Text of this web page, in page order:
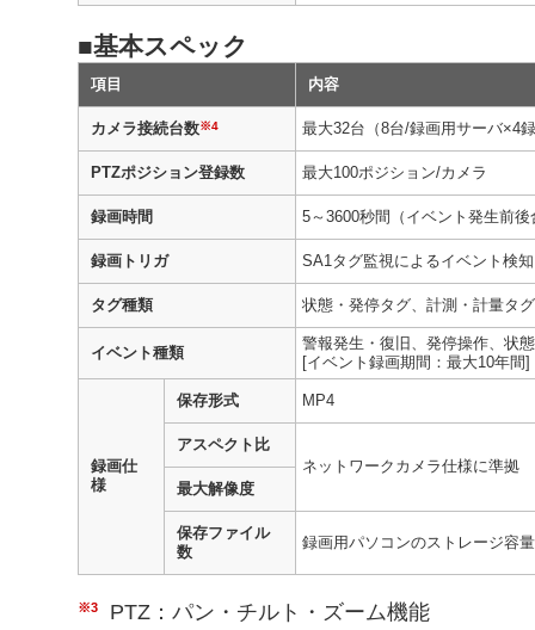
■基本スペック
項目 内容
カメラ接続台数※4 最大32台（8台/録画用サーバ×4
PTZポジション登録数 最大100ポジション/カメラ
録画時間 5～3600秒間（イベント発生前後
録画トリガ SA1タグ監視によるイベント検
タグ種類 状態・発停タグ、計測・計量タグ
イベント種類
警報発生・復旧、発停操作、状
[イベント録画期間：最大10年間]
録画仕
様
保存形式 MP4
アスペクト比
ネットワークカメラ仕様に準拠
最大解像度
保存ファイル
数
録画用パソコンのストレージ容
※3 PTZ：パン・チルト・ズーム機能